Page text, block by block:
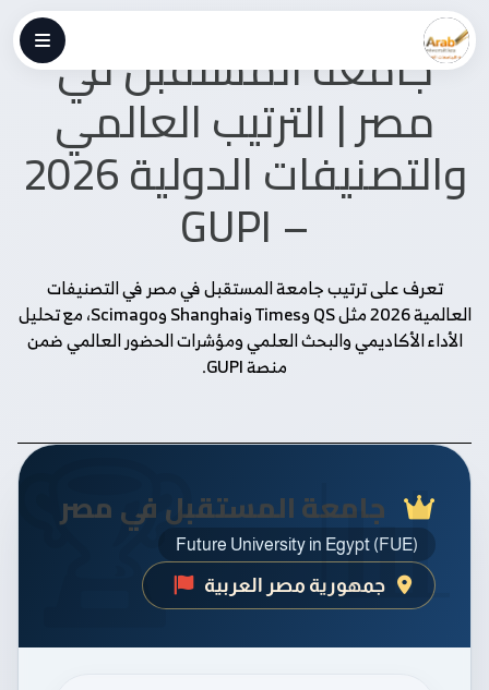
جامعة المستقبل في
مصر | الترتيب العالمي
والتصنيفات الدولية 2026
– GUPI
تعرف على ترتيب جامعة المستقبل في مصر في التصنيفات
العالمية 2026 مثل QS وTimes وShanghai وScimago، مع تحليل
الأداء الأكاديمي والبحث العلمي ومؤشرات الحضور العالمي ضمن
منصة GUPI.
جامعة المستقبل في مصر
Future University in Egypt (FUE)
جمهورية مصر العربية